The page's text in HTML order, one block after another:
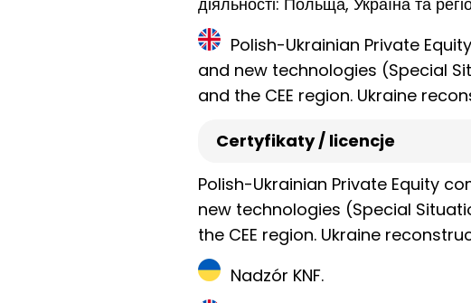
Polish-Ukrainian Private
and new technologies (Special
and the CEE region. Ukraine
Certyfikaty / licencje
Polish-Ukrainian Private Equity
new technologies (Special
the CEE region. Ukraine
Nadzór KNF.